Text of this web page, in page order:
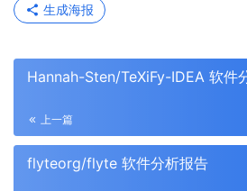
生成海报
Hannah-Sten/TeXiFy-IDEA 软件
上一篇
flyteorg/flyte 软件分析报告